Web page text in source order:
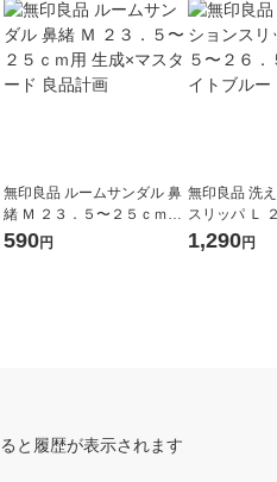
無印良品 ルームサンダル 鼻
緒 Ｍ ２３．５〜２５ｃｍ用
生成×マスタード 良品計画
590円
無印良品 洗
スリッパ Ｌ
ｃｍ用 ライ
1,290円
と履歴が表示されます